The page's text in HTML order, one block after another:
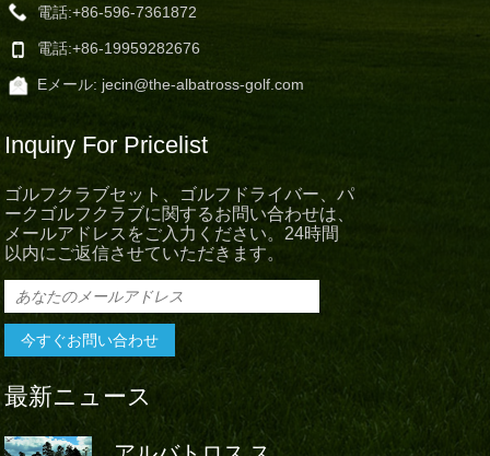
電話:+86-596-7361872
電話:+86-19959282676
Eメール: jecin@the-albatross-golf.com
Inquiry For Pricelist
ゴルフクラブセット、ゴルフドライバー、パ
ークゴルフクラブに関するお問い合わせは、
メールアドレスをご入力ください。24時間
以内にご返信させていただきます。
最新ニュース